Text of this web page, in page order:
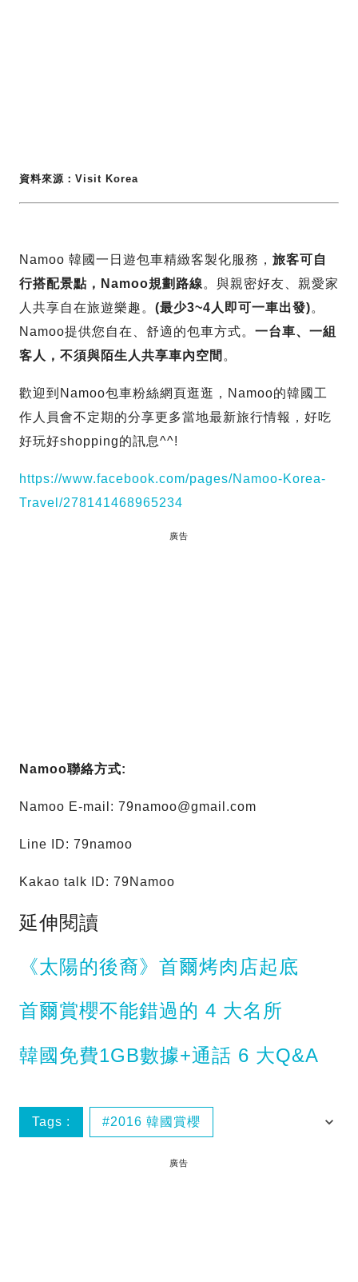
資料來源：Visit Korea
Namoo 韓國一日遊包車精緻客製化服務， 旅客可自
行搭配景點，Namoo規劃路線。與親密好友、親愛家
人共享自在旅遊樂趣。 (最少3~4人即可一車出發)。
Namoo提供您自在、舒適的包車方式。 一台車、一組
客人，不須與陌生人共享車內空間 。
歡迎到Namoo包車粉絲網頁逛逛，Namoo的韓國工
作人員會不定期的分享更多當地最新旅行情報，好吃
好玩好shopping的訊息^^!
https://www.facebook.com/pages/Namoo-Korea-
Travel/278141468965234
廣告
Namoo聯絡方式:
Namoo E-mail: 79namoo@gmail.com
Line ID: 79namoo
Kakao talk ID: 79Namoo
延伸閱讀
《太陽的後裔》首爾烤肉店起底
首爾賞櫻不能錯過的 4 大名所
韓國免費1GB數據+通話 6 大Q&A
Tags : 2016 韓國賞櫻
廣告